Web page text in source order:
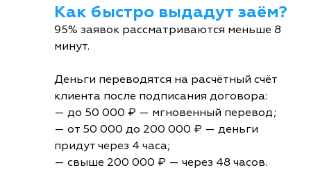
Как быстро выдадут заём?
95% заявок рассматриваются меньше 8
минут.
Деньги переводятся на расчётный счёт
клиента после подписания договора:
— до 50 000 ₽ — мгновенный перевод;
— от 50 000 до 200 000 ₽ — деньги
придут через 4 часа;
— свыше 200 000 ₽ — через 48 часов.